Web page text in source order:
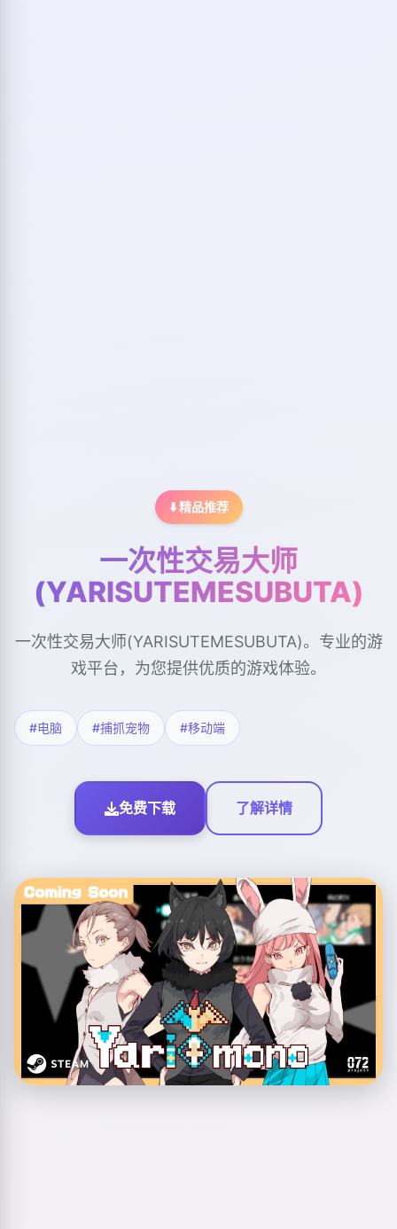
⬇️ 精品推荐
一次性交易大师
(YARISUTEMESUBUTA)
一次性交易大师(YARISUTEMESUBUTA)。专业的游
戏平台，为您提供优质的游戏体验。
#电脑 #捕抓宠物 #移动端
免费下载 了解详情